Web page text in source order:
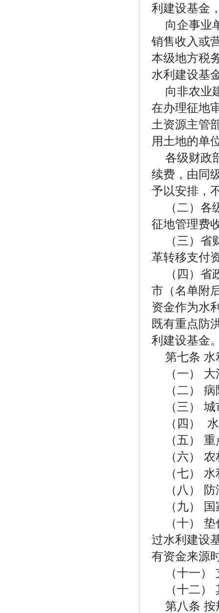
利建设基金
向企事业
销售收入或
本级地方税
水利建设基
向非农业
在办理征地
土资源主管
用土地的单
各级财政
续费，由同
予以安排，
（二）
征地管理费
（三）
革转移支付
（四）
市（名单附
资金作为水
既有重点防
利建设基金
第七条
（一）
（二）
（三）
（四）
（五）
（六）
（七）
（八）
（九）
（十）
过水利建设
有资金来源
（十一
（十二
第八条